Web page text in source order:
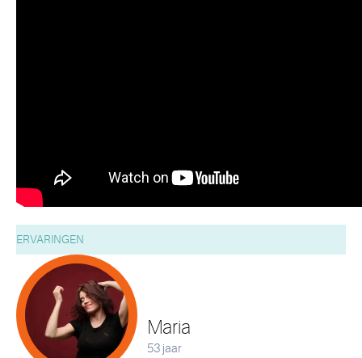
ERVARINGEN
Maria
53 jaar